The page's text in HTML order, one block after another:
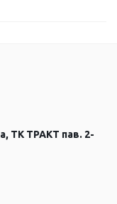
ТК ТРАКТ пав. 2-